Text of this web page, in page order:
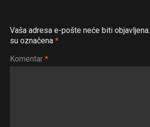
Vaša adresa e-pošte neće biti objavljena.
su označena *
Komentar *